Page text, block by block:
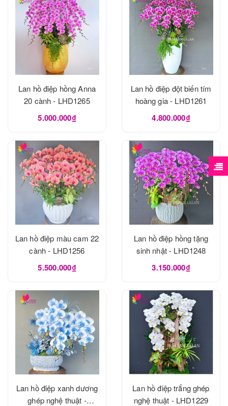
Lan hồ điệp hồng Anna
20 cành - LHD1265
5.000.000₫
Lan hồ điệp đột biến tím
hoàng gia - LHD1261
4.800.000₫
Lan hồ điệp màu cam 22
cành - LHD1256
5.500.000₫
Lan hồ điệp hồng tặng
sinh nhật - LHD1248
3.150.000₫
Lan hồ điệp xanh dương
ghép nghệ thuật -
Lan hồ điệp trắng ghép
nghệ thuật - LHD1229